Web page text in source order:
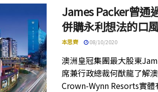
James Packer曾通
併購永利想法的口
本思齊 08/10/2020
澳洲皇冠集團最大股東
席兼行政總裁何猷龍了解
Crown-Wynn Resorts實體